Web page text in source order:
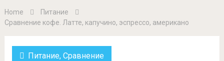
Home
Питание
Сравнение кофе. Латте, капучино, эспрессо, американо
Питание, Сравнение